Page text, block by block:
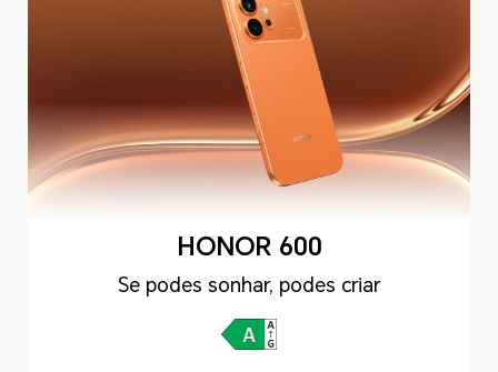
HONOR 600
Se podes sonhar, podes criar